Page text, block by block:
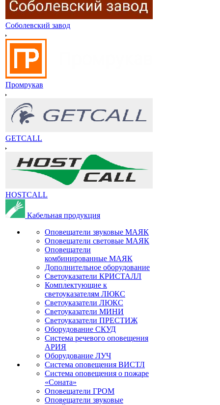
Соболевский завод
Промрукав
GETCALL
HOSTCALL
Кабельная продукция
Оповещатели звуковые МАЯК
Оповещатели световые МАЯК
Оповещатели
комбинированные МАЯК
Дополнительное оборудование
Светоуказатели КРИСТАЛЛ
Комплектующие к
светоуказателям ЛЮКС
Светоуказатели ЛЮКС
Светоуказатели МИНИ
Светоуказатели ПРЕСТИЖ
Оборудование СКУД
Система речевого оповещения
АРИЯ
Оборудование ЛУЧ
Система оповещения ВИСТЛ
Система оповещения о пожаре
«Соната»
Оповещатели ГРОМ
Оповещатели звуковые